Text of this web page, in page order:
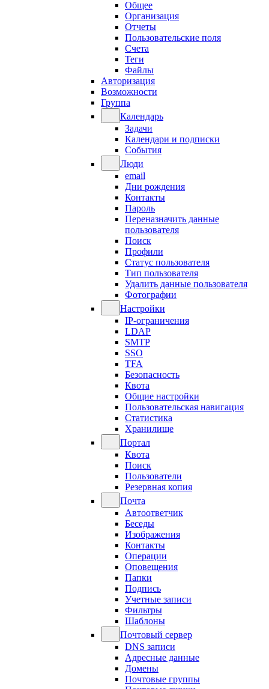
Общее
Организация
Отчеты
Пользовательские поля
Счета
Теги
Файлы
Авторизация
Возможности
Группа
Календарь
Задачи
Календари и подписки
События
Люди
email
Дни рождения
Контакты
Пароль
Переназначить данные
пользователя
Поиск
Профили
Статус пользователя
Тип пользователя
Удалить данные пользователя
Фотографии
Настройки
IP-ограничения
LDAP
SMTP
SSO
TFA
Безопасность
Квота
Общие настройки
Пользовательская навигация
Статистика
Хранилище
Портал
Квота
Поиск
Пользователи
Резервная копия
Почта
Автоответчик
Беседы
Изображения
Контакты
Операции
Оповещения
Папки
Подпись
Учетные записи
Фильтры
Шаблоны
Почтовый сервер
DNS записи
Адресные данные
Домены
Почтовые группы